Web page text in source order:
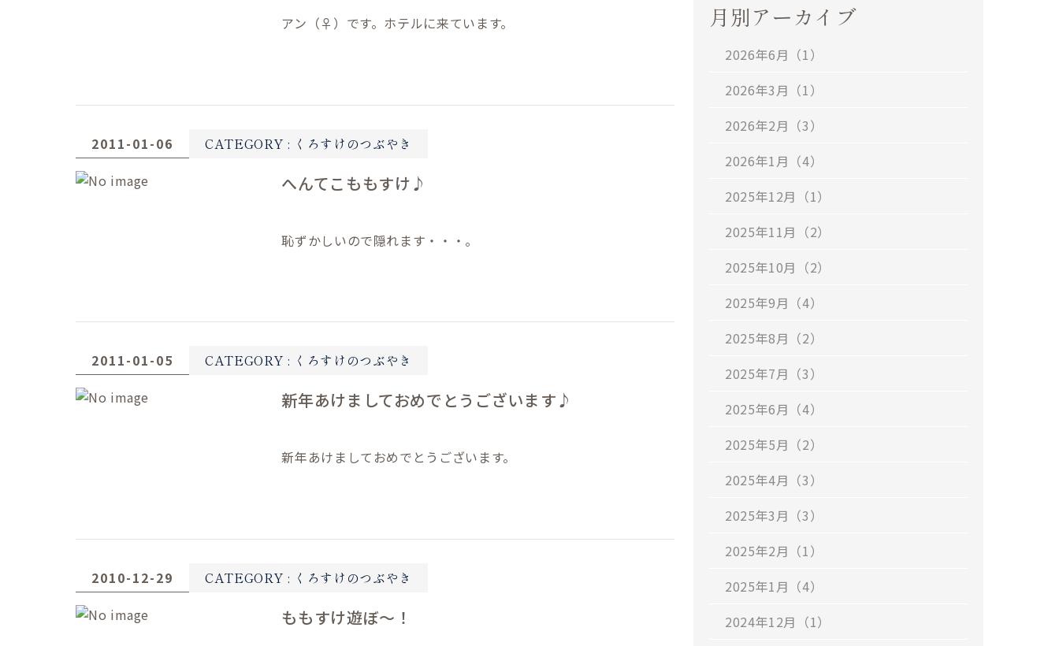
アン（♀）です。ホテルに来ています。
2011-01-06 CATEGORY : くろすけのつぶやき
へんてこももすけ♪
恥ずかしいので隠れます・・・。
2011-01-05 CATEGORY : くろすけのつぶやき
新年あけましておめでとうございます♪
新年あけましておめでとうございます。
2010-12-29 CATEGORY : くろすけのつぶやき
ももすけ遊ぼ～！
月別アーカイブ
2026年6月（1）
2026年3月（1）
2026年2月（3）
2026年1月（4）
2025年12月（1）
2025年11月（2）
2025年10月（2）
2025年9月（4）
2025年8月（2）
2025年7月（3）
2025年6月（4）
2025年5月（2）
2025年4月（3）
2025年3月（3）
2025年2月（1）
2025年1月（4）
2024年12月（1）